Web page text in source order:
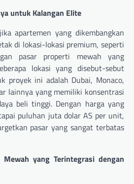
untuk Kalangan Elite
apartemen yang dikembangkan
di lokasi-lokasi premium, seperti
pasar properti mewah yang
lokasi yang disebut-sebut
proyek ini adalah Dubai, Monaco,
lainnya yang memiliki konsentrasi
beli tinggi. Dengan harga yang
puluhan juta dolar AS per unit,
pasar yang sangat terbatas
yang Terintegrasi dengan